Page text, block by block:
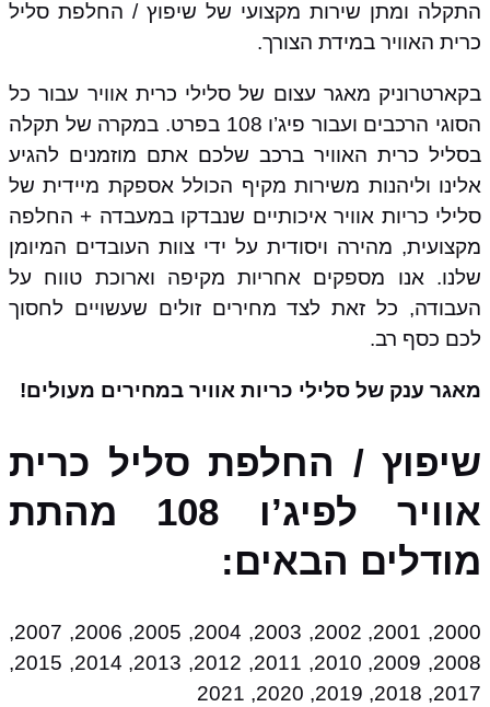
התקלה ומתן שירות מקצועי של שיפוץ / החלפת סליל
כרית האוויר במידת הצורך.
בקארטרוניק מאגר עצום של סלילי כרית אוויר עבור כל
הסוגי הרכבים ועבור פיג’ו 108 בפרט. במקרה של תקלה
בסליל כרית האוויר ברכב שלכם אתם מוזמנים להגיע
אלינו וליהנות משירות מקיף הכולל אספקת מיידית של
סלילי כריות אוויר איכותיים שנבדקו במעבדה + החלפה
מקצועית, מהירה ויסודית על ידי צוות העובדים המיומן
שלנו. אנו מספקים אחריות מקיפה וארוכת טווח על
העבודה, כל זאת לצד מחירים זולים שעשויים לחסוך
לכם כסף רב.
מאגר ענק של סלילי כריות אוויר במחירים מעולים!
שיפוץ / החלפת סליל כרית
אוויר לפיג’ו 108 מהתת
מודלים הבאים:
2000, 2001, 2002, 2003, 2004, 2005, 2006, 2007,
2008, 2009, 2010, 2011, 2012, 2013, 2014, 2015,
2017, 2018, 2019, 2020, 2021